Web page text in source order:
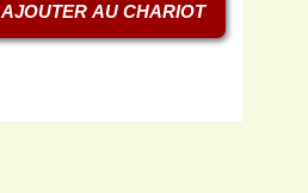
AJOUTER AU CHARIOT